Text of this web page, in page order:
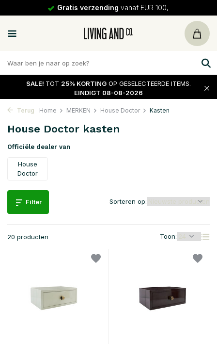
30 dagenretour
SALE! TOT 25% KORTING OP GESELECTEERDE ITEMS.
EINDIGT 08-08-2026
Terug Home MERKEN House Doctor Kasten
House Doctor kasten
Officiële dealer van
House
Doctor
Filter
20 producten Toon:
Sorteren op: